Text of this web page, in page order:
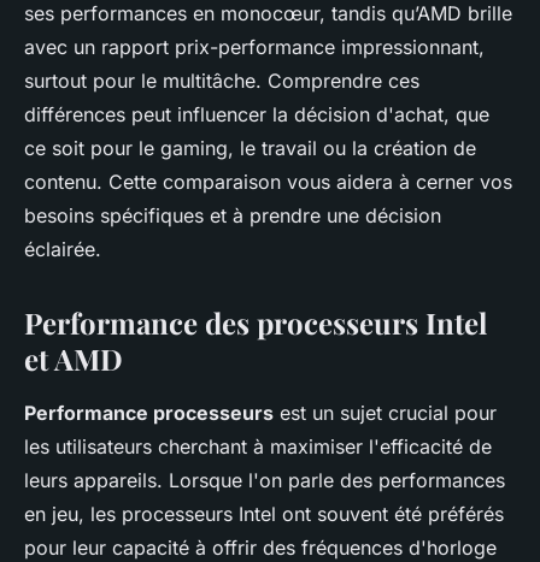
ses performances en monocœur, tandis qu’AMD brille
avec un rapport prix-performance impressionnant,
surtout pour le multitâche. Comprendre ces
différences peut influencer la décision d'achat, que
ce soit pour le gaming, le travail ou la création de
contenu. Cette comparaison vous aidera à cerner vos
besoins spécifiques et à prendre une décision
éclairée.
Performance des processeurs Intel
et AMD
Performance processeurs est un sujet crucial pour
les utilisateurs cherchant à maximiser l'efficacité de
leurs appareils. Lorsque l'on parle des performances
en jeu, les processeurs Intel ont souvent été préférés
pour leur capacité à offrir des fréquences d'horloge